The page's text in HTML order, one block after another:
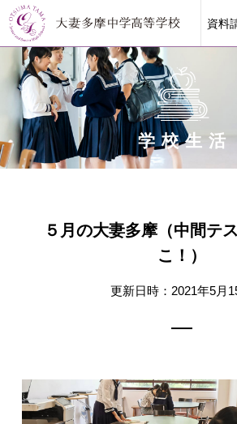
資料
学校案内
学校生活
５月の大妻多摩（中間テ
こ！）
更新日時：2021年5月